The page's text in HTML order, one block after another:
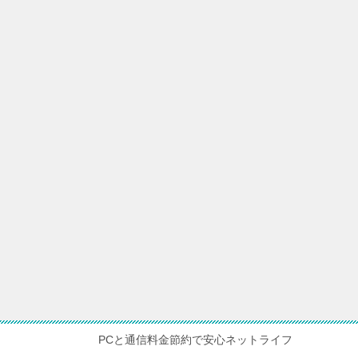
PCと通信料金節約で安心ネットライフ